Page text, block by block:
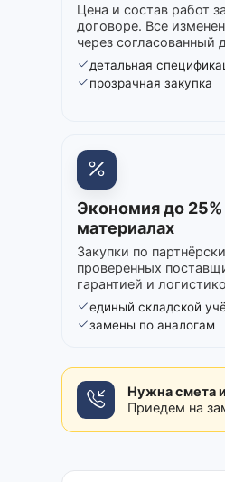
Цена и состав работ
договоре. Все
через согласованный
детальная
прозрачная закупка
Экономия до 25%
материалах
Закупки по
проверенных
гарантией и
единый складской
замены по аналогам
Нужна смета
Приедем на